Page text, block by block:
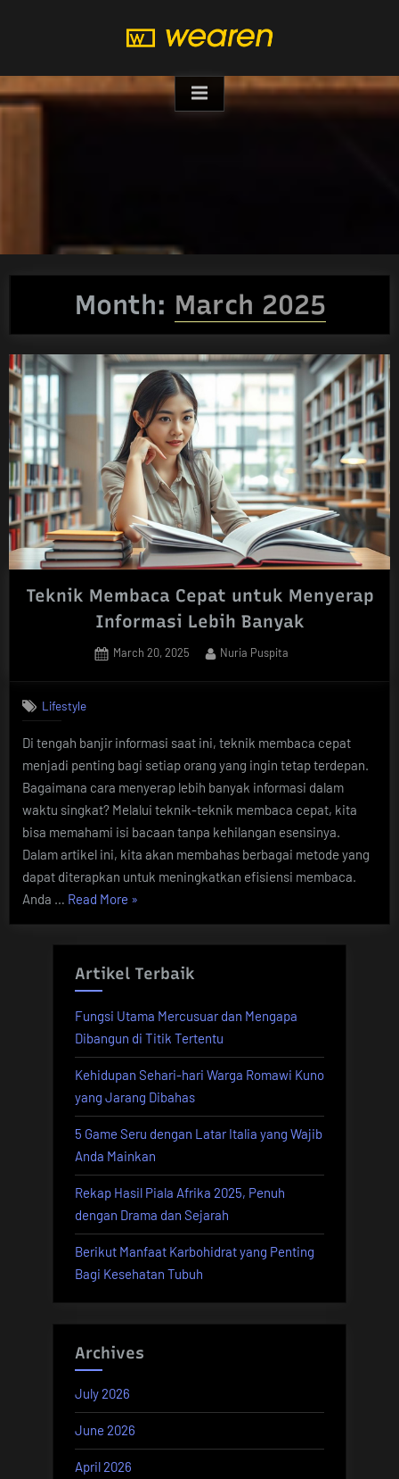
Month: March 2025
Teknik Membaca Cepat untuk Menyerap
Informasi Lebih Banyak
Posted
March 20, 2025 By
Nuria Puspita
Lifestyle
Di tengah banjir informasi saat ini, teknik membaca cepat
menjadi penting bagi setiap orang yang ingin tetap terdepan.
Bagaimana cara menyerap lebih banyak informasi dalam
waktu singkat? Melalui teknik-teknik membaca cepat, kita
bisa memahami isi bacaan tanpa kehilangan esensinya.
Dalam artikel ini, kita akan membahas berbagai metode yang
dapat diterapkan untuk meningkatkan efisiensi membaca.
Anda … Read More “Teknik
Cepat
untuk
Informasi
Lebih
Banyak”
»
Artikel Terbaik
Fungsi Utama Mercusuar dan Mengapa
Dibangun di Titik Tertentu
Kehidupan Sehari-hari Warga Romawi Kuno
yang Jarang Dibahas
5 Game Seru dengan Latar Italia yang Wajib
Anda Mainkan
Rekap Hasil Piala Afrika 2025, Penuh
dengan Drama dan Sejarah
Berikut Manfaat Karbohidrat yang Penting
Bagi Kesehatan Tubuh
Archives
July 2026
June 2026
April 2026